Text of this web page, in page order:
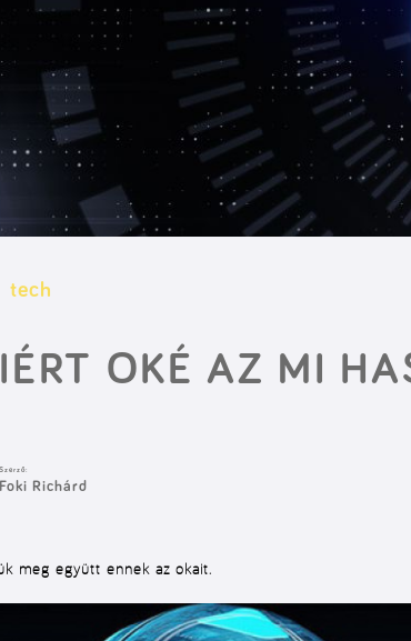
tech
OKÉ AZ MI
Szerző:
Foki Richárd
meg együtt ennek az okait.